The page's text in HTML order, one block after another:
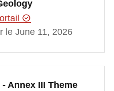
le June 11, 2026
- Annex III Theme